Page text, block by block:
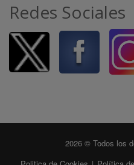
Redes Sociales
2026 © Todos los